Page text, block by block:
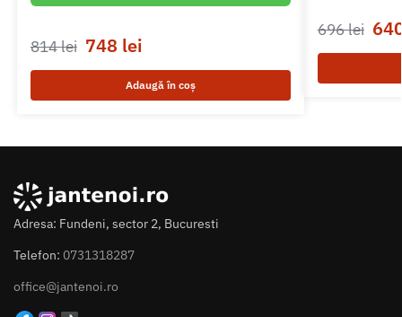
814lei 748 lei
Adaugă în coș
696lei
Adresa: Fundeni, sector 2, Bucuresti
Telefon: 0731318287
office@jantenoi.ro